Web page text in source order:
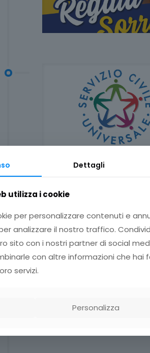
Dettagli
utilizza i cookie
per personalizzare contenuti e
analizzare il nostro traffico.
sito con i nostri partner di social
con altre informazioni che hai
servizi.
Personalizza